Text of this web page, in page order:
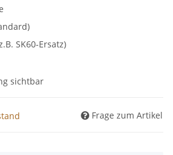
SK60-Ersatz)
sichtbar
Frage zum Artikel